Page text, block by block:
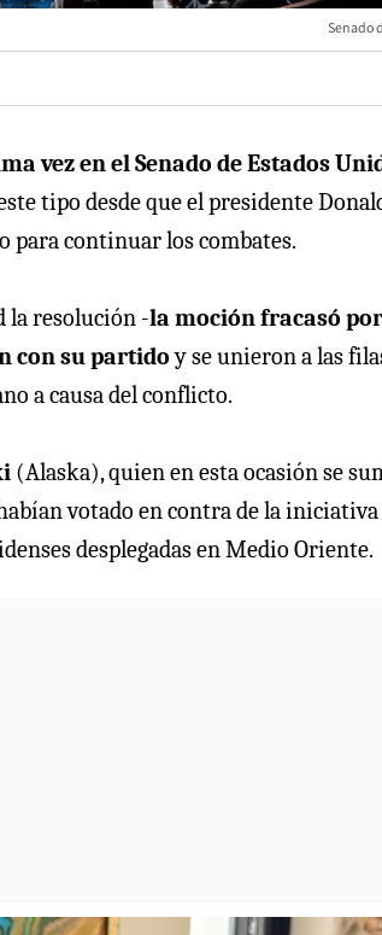
Senado
vez en el Senado de Estados
tipo desde que el presidente
para continuar los combates.
la resolución -la moción fracasó
con su partidoy se unieron a las
a causa del conflicto.
(Alaska), quien en esta ocasión se
votado en contra de la
desplegadas en Medio Oriente.